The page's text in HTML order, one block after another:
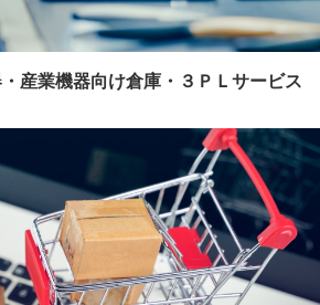
産業機器向け倉庫・３ＰＬサービス